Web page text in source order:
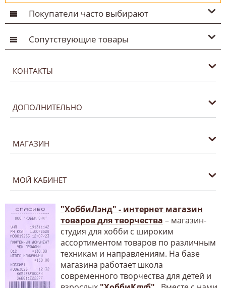
Покупатели часто выбирают
Сопутствующие товары
КОНТАКТЫ
ДОПОЛНИТЕЛЬНО
МАГАЗИН
МОЙ КАБИНЕТ
"ХоббиЛэнд" - интернет магазин
товаров для творчества – магазин-
студия для хобби с широким
ассортиментом товаров по различным
техникам и направлениям. На базе
магазина работает школа
современного творчества для детей и